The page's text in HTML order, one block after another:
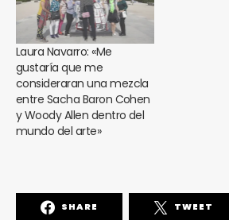
Laura Navarro: «Me
gustaría que me
consideraran una mezcla
entre Sacha Baron Cohen
y Woody Allen dentro del
mundo del arte»
SHARE TWEET